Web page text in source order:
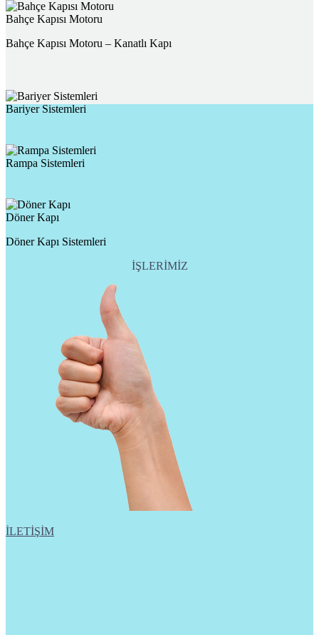
Bahçe Kapısı Motoru
Bahçe Kapısı Motoru – Kanatlı Kapı
Bariyer Sistemleri
Rampa Sistemleri
Döner Kapı
Döner Kapı Sistemleri
İŞLERİMİZ
İLETİŞİM